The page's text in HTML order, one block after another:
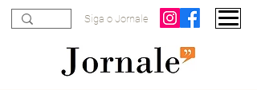
Siga o Jornale